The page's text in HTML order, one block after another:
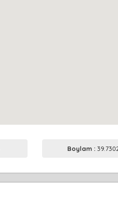
Boylam :